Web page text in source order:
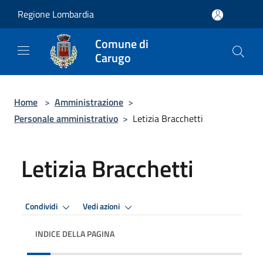
Regione Lombardia
Comune di
Carugo
Home > Amministrazione >
Personale amministrativo > Letizia Bracchetti
Letizia Bracchetti
Condividi Vedi azioni
INDICE DELLA PAGINA